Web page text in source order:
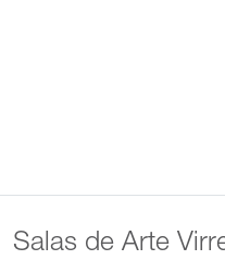
Salas de Arte